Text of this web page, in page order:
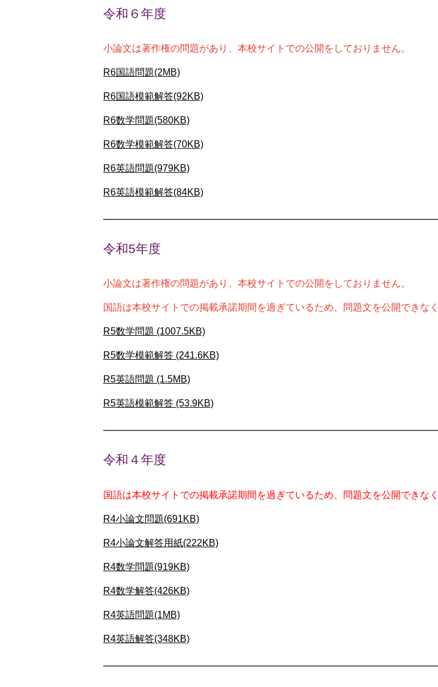
令和６年度
小論文は著作権の問題があり、本校サイトでの公開をしておりません。
R6国語問題(2MB)
R6国語模範解答(92KB)
R6数学問題(580KB)
R6数学模範解答(70KB)
R6英語問題(979KB)
R6英語模範解答(84KB)
令和5年度
小論文は著作権の問題があり、本校サイトでの公開をしておりません。
国語は本校サイトでの掲載承諾期間を過ぎているため、問題文を公開できなく
R5数学問題 (1007.5KB)
R5数学模範解答 (241.6KB)
R5英語問題 (1.5MB)
R5英語模範解答 (53.9KB)
令和４年度
国語は本校サイトでの掲載承諾期間を過ぎているため、問題文を公開できなく
R4小論文問題(691KB)
R4小論文解答用紙(222KB)
R4数学問題(919KB)
R4数学解答(426KB)
R4英語問題(1MB)
R4英語解答(348KB)